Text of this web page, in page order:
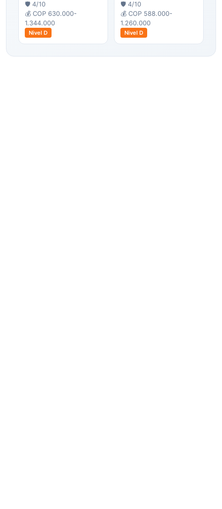
🛡️ 4/10
💰 COP 630.000-
1.344.000
Nivel D
🛡️ 4/10
💰 COP 588.000-
1.260.000
Nivel D